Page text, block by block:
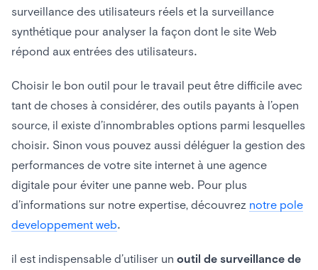
surveillance des utilisateurs réels et la surveillance
synthétique pour analyser la façon dont le site Web
répond aux entrées des utilisateurs.
Choisir le bon outil pour le travail peut être difficile avec
tant de choses à considérer, des outils payants à l’open
source, il existe d’innombrables options parmi lesquelles
choisir. Sinon vous pouvez aussi déléguer la gestion des
performances de votre site internet à une agence
digitale pour éviter une panne web. Pour plus
d’informations sur notre expertise, découvrez notre pole
developpement web.
il est indispensable d’utiliser un outil de surveillance de